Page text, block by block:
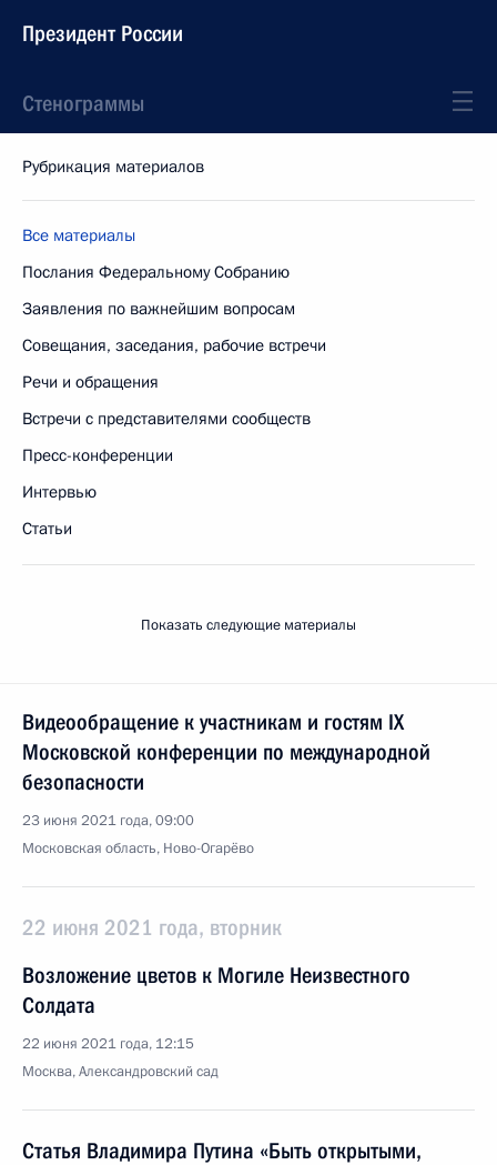
Президент России
Стенограммы
Рубрикация материалов
Все материалы
Послания Федеральному Собранию
Заявления по важнейшим вопросам
Совещания, заседания, рабочие встречи
Речи и обращения
Встречи с представителями сообществ
Пресс-конференции
Интервью
Статьи
Показать следующие материалы
Видеообращение к участникам и гостям IX
Московской конференции по международной
безопасности
23 июня 2021 года, 09:00
Московская область, Ново-Огарёво
22 июня 2021 года, вторник
Возложение цветов к Могиле Неизвестного
Солдата
22 июня 2021 года, 12:15
Москва, Александровский сад
Статья Владимира Путина «Быть открытыми,